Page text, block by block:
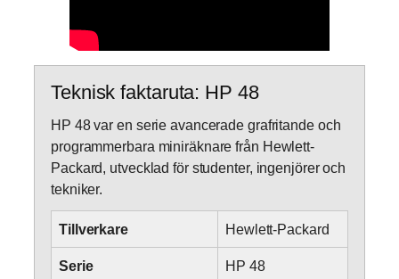
Teknisk faktaruta: HP 48
HP 48 var en serie avancerade grafritande och
programmerbara miniräknare från Hewlett-
Packard, utvecklad för studenter, ingenjörer och
tekniker.
Tillverkare Hewlett-Packard
Serie HP 48